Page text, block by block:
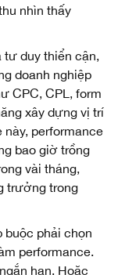
nhìn thấy
tư duy thiển cận,
doanh nghiệp
CPC, CPL, form
xây dựng vị trí
performance
bao giờ trồng
vài tháng,
trưởng trong
buộc phải chọn
performance.
hạn. Hoặc